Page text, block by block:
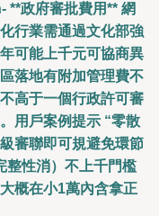
**政府審批費用** 網
行業需通過文化部強
可能上千元可協商異
落地有附加管理費不
高于一個行政許可審
用戶案例提示 “零散
審聯即可規避免環節
整性消）不上千門檻
概在小1萬內含拿正